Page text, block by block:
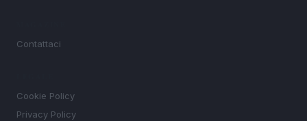
Contattaci
Cookie Policy
Privacy Policy